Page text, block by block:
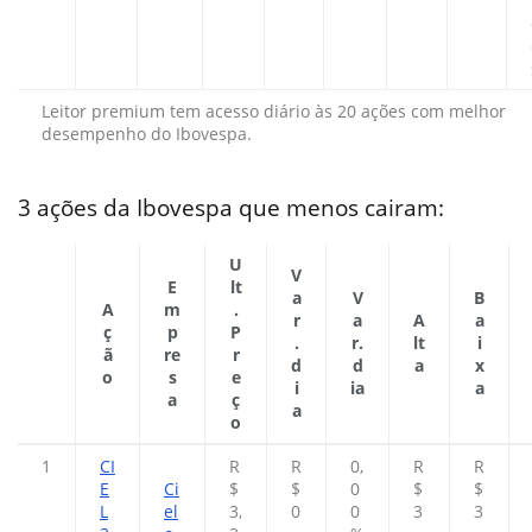
Leitor premium tem acesso diário às 20 ações com melhor
desempenho do Ibovespa.
3 ações da Ibovespa que menos cairam:
A
ç
ã
o
E
m
p
re
s
a
U
lt
.
P
r
e
ç
o
V
a
r
.
d
i
a
V
a
r.
d
ia
A
lt
a
B
a
i
x
a
1
CI
E
L
Ci
el
R
$
3,
R
$
0
0,
0
0
R
$
3
R
$
3